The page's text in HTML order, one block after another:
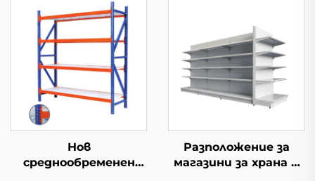
Нов
среднообременен
Разположение за
магазини за храна и